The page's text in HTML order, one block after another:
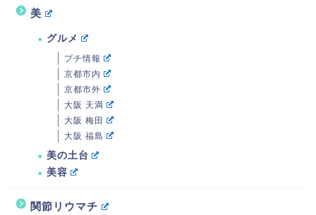
美
グルメ
プチ情報
京都市内
京都市外
大阪 天満
大阪 梅田
大阪 福島
美の土台
美容
関節リウマチ